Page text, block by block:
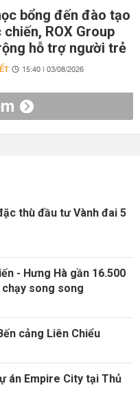
bổng đến đào tạo
ROX Group
hỗ trợ người trẻ
15:40 | 03/08/2026
thù đầu tư Vành đai 5
- Hưng Hà gần 16.500
song song
cảng Liên Chiểu
án Empire City tại Thủ